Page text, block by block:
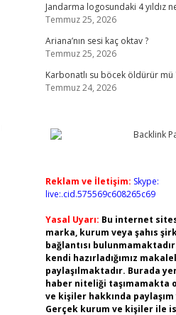
Jandarma logosundaki 4 yıldız
Temmuz 25, 2026
Ariana’nın sesi kaç oktav ?
Temmuz 25, 2026
Karbonatlı su böcek öldürür mü
Temmuz 24, 2026
Reklam ve İletişim: Skype:
live:.cid.575569c608265c69
Yasal Uyarı: Bu internet
marka, kurum veya şahıs
bağlantısı
kendi hazırladığımız
paylaşılmaktadır. Burada
haber niteliği taşımamakta
ve kişiler hakkında
Gerçek kurum ve kişiler ile